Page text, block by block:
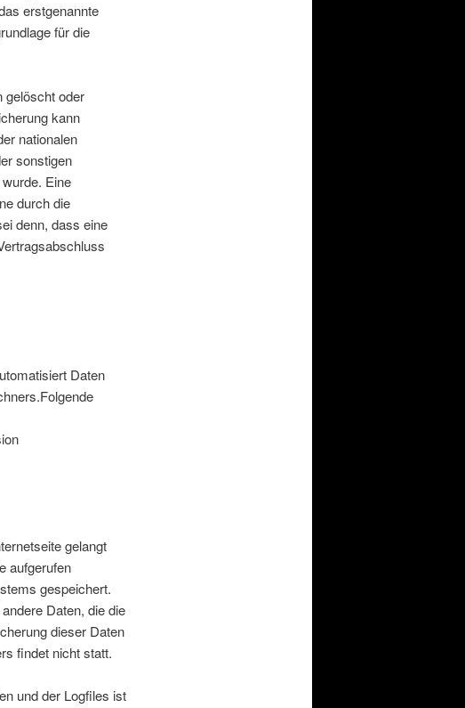
erstgenannte
für die
gelöscht oder
kann
nationalen
sonstigen
Eine
durch die
denn, dass eine
Daten
gelangt
aufgerufen
gespeichert.
Daten, die die
dieser Daten
findet nicht statt.
und der Logfiles ist